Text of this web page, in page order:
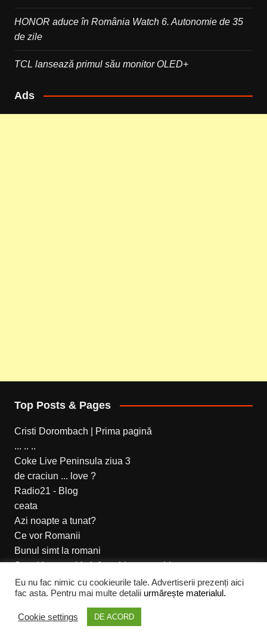
HONOR aduce în România Watch 6. Autonomie de 35
de zile
TCL lansează primul său monitor OLED+
Ads
Top Posts & Pages
Cristi Dorombach | Prima pagină
... .. ..
Coke Live Peninsula ziua 3
de craciun ... love ?
Radio21 - Blog
ceata
Azi noapte a tunat?
Ce vor Romanii
Bunul simt la romani
Setari internet Vodafone Live prepaid
Cream Magazine pentru Cristi Dorombach
Eu nu fac nimic cu cookieurile tale. Advertiserii prezenți aici
fac asta. Pentru mai multe detalii urmărește materialul.
Cookie settings DE ACORD